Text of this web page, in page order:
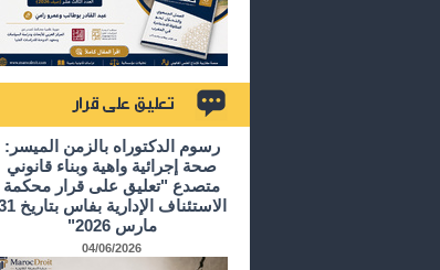
رسوم الدكتوراه بالزمن الميسر:
صحة إجرائية واهية وبناء قانوني
متصدع "تعليق على قرار محكمة
الاستئناف الإدارية
مارس 2026"
04/06/2026